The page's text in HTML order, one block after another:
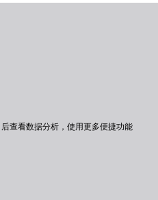
后查看数据分析，使用更多便捷功能